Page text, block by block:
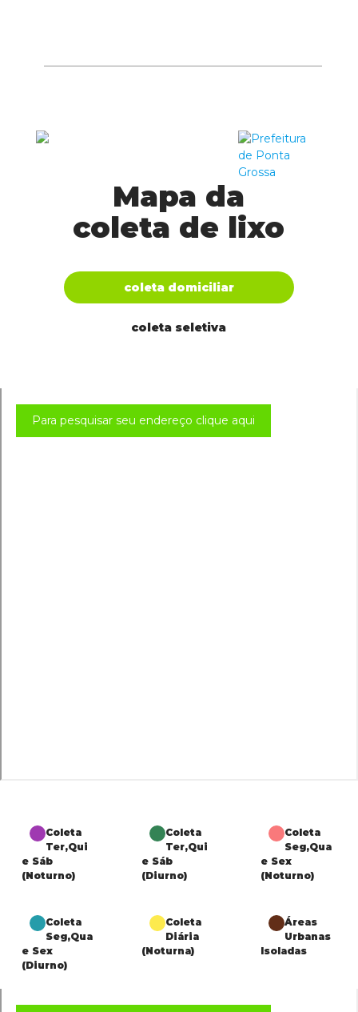
Mapa da
coleta de lixo
coleta domiciliar
coleta seletiva
Para pesquisar seu endereço clique aqui
Coleta
Ter,Qui
e Sáb
(Noturno)
Coleta
Ter,Qui
e Sáb
(Diurno)
Coleta
Seg,Qua
e Sex
(Noturno)
Coleta
Seg,Qua
e Sex
(Diurno)
Coleta
Diária
(Noturna)
Áreas
Urbanas
Isoladas